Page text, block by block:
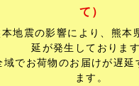
て）
地震の影響により、熊本
延が発生しております
域でお荷物のお届けが遅
ます。